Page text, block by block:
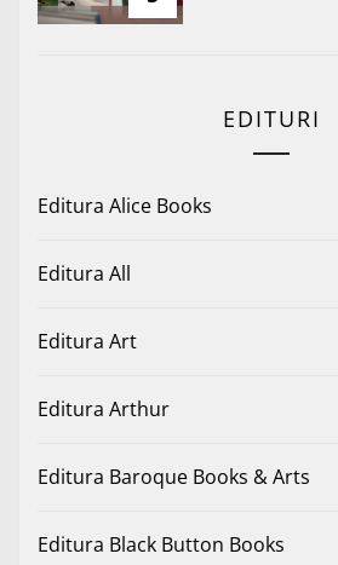
EDITURI
Editura Alice Books
Editura All
Editura Art
Editura Arthur
Editura Baroque Books & Arts
Editura Black Button Books